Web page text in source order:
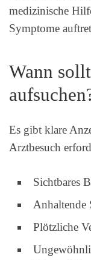
medizinische
Symptome
Wann
Es gibt klare
Arztbesuch
Sichtbares
Anhaltende
Plötzliche